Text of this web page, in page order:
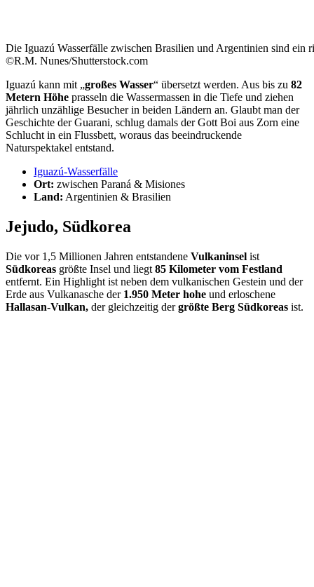
Die Iguazú Wasserfälle zwischen Brasilien und Argentinien sind ein
©R.M. Nunes/Shutterstock.com
Iguazú kann mit „großes Wasser“ übersetzt werden. Aus bis zu 82
Metern Höhe prasseln die Wassermassen in die Tiefe und ziehen
jährlich unzählige Besucher in beiden Ländern an. Glaubt man der
Geschichte der Guarani, schlug damals der Gott Boi aus Zorn eine
Schlucht in ein Flussbett, woraus das beeindruckende
Naturspektakel entstand.
Iguazú-Wasserfälle
Ort: zwischen Paraná & Misiones
Land: Argentinien & Brasilien
Jejudo, Südkorea
Die vor 1,5 Millionen Jahren entstandene Vulkaninsel ist
Südkoreas größte Insel und liegt 85 Kilometer vom Festland
entfernt. Ein Highlight ist neben dem vulkanischen Gestein und der
Erde aus Vulkanasche der 1.950 Meter hohe und erloschene
Hallasan-Vulkan, der gleichzeitig dergrößte Berg Südkoreas ist.